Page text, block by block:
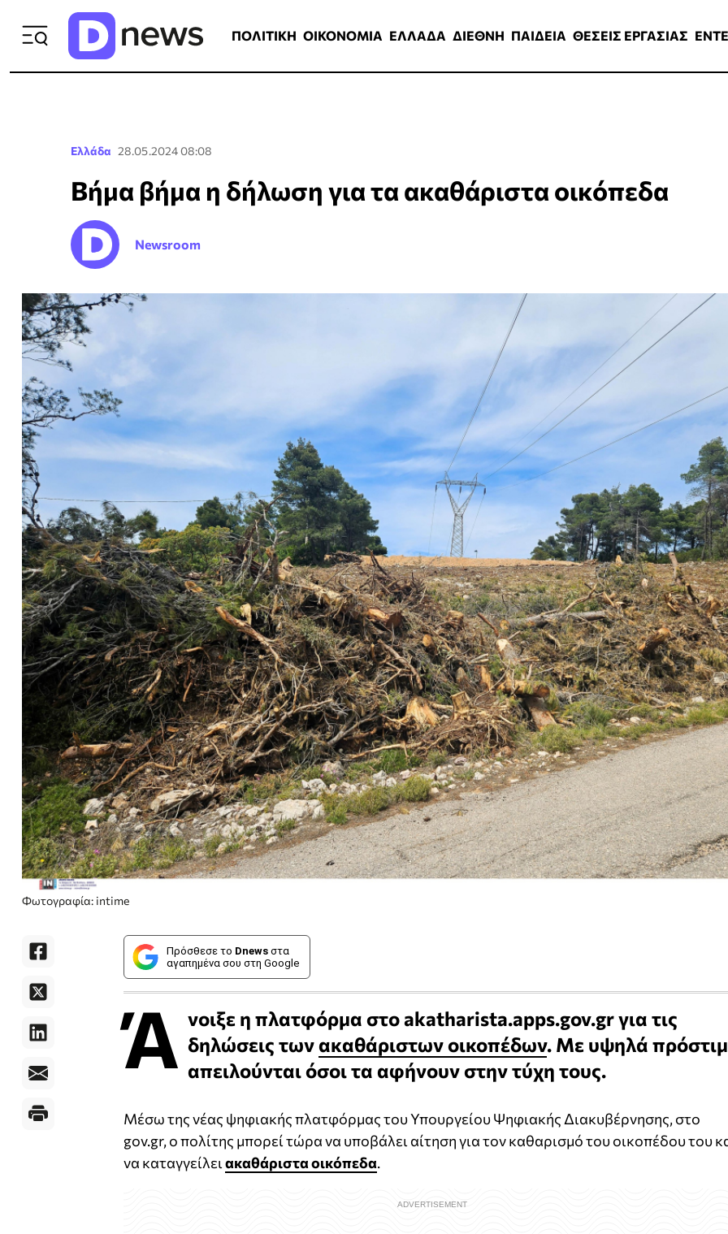
ΠΟΛΙΤΙΚΗ ΟΙΚΟΝΟΜΙΑ ΕΛΛΑΔΑ ΔΙΕΘΝΗ ΠΑΙΔΕΙΑ ΘΕΣΕΙΣ ΕΡΓΑΣΙΑΣ
Ελλάδα 28.05.2024 08:08
Βήμα βήμα η δήλωση για τα ακαθάριστα οικόπεδα
Newsroom
Φωτογραφία: intime
Πρόσθεσε το Dnews στα
αγαπημένα σου στη Google
Ά νοιξε η πλατφόρμα στο akatharista.apps.gov.gr για τις
δηλώσεις τωνακαθάριστων οικοπέδων. Με υψηλά
απειλούνται όσοι τα αφήνουν στην τύχη τους.
Μέσω της νέας ψηφιακής πλατφόρμας του Υπουργείου Ψηφιακής Διακυβέρνησης, στο
gov.gr, ο πολίτης μπορεί τώρα να υποβάλει αίτηση για τον καθαρισμό του οικοπέδου του
να καταγγείλειακαθάριστα οικόπεδα.